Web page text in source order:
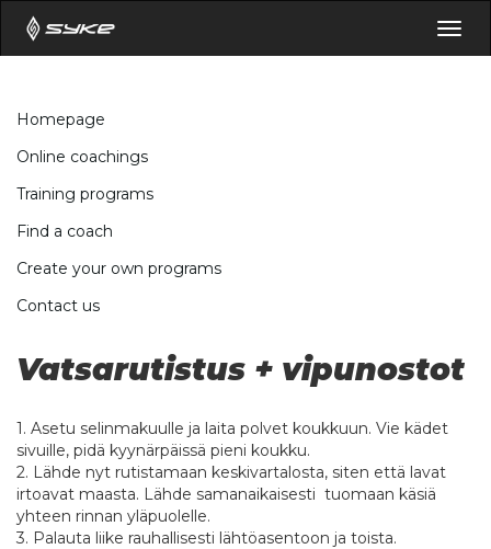
Homepage
Online coachings
Training programs
Find a coach
Create your own programs
Contact us
Vatsarutistus + vipunostot
1. Asetu selinmakuulle ja laita polvet koukkuun. Vie kädet
sivuille, pidä kyynärpäissä pieni koukku.
2. Lähde nyt rutistamaan keskivartalosta, siten että lavat
irtoavat maasta. Lähde samanaikaisesti tuomaan käsiä
yhteen rinnan yläpuolelle.
3. Palauta liike rauhallisesti lähtöasentoon ja toista.